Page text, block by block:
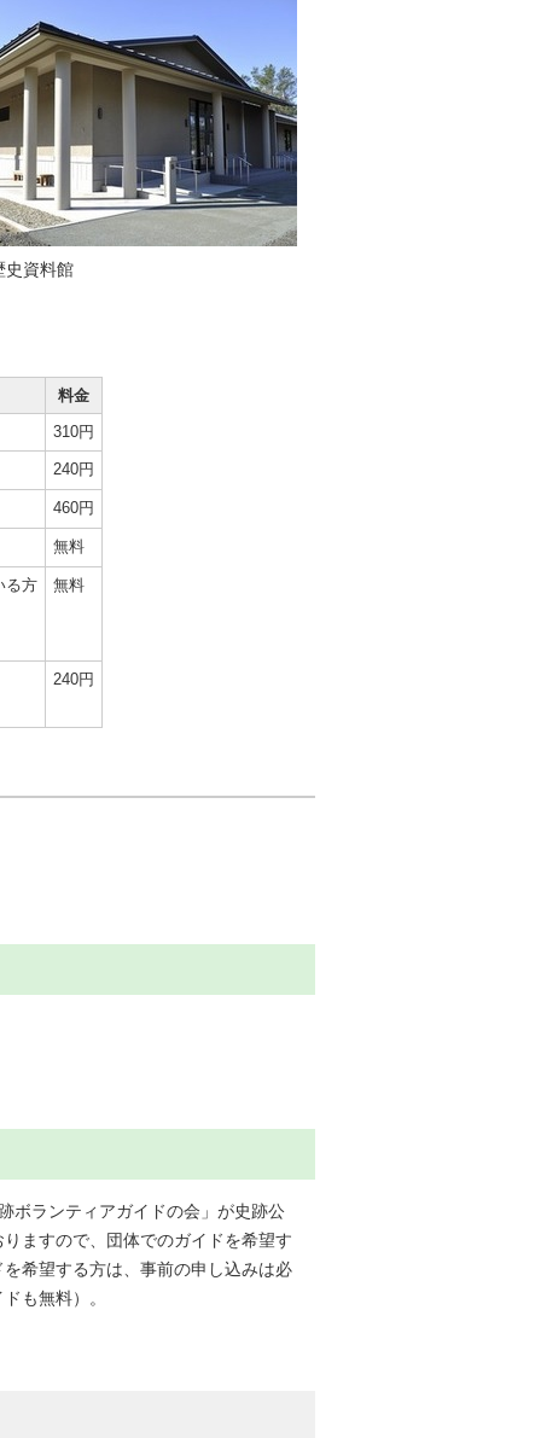
史資料館
料金
310円
240円
460円
無料
る方 無料
240円
ボランティアガイドの会」が史跡公
ますので、団体でのガイドを希望す
希望する方は、事前の申し込みは必
も無料）。